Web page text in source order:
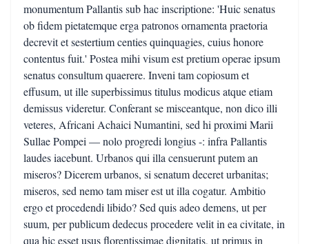
monumentum Pallantis sub hac inscriptione: 'Huic senatus
ob fidem pietatemque erga patronos ornamenta praetoria
decrevit et sestertium centies quinquagies, cuius honore
contentus fuit.' Postea mihi visum est pretium operae ipsum
senatus consultum quaerere. Inveni tam copiosum et
effusum, ut ille superbissimus titulus modicus atque etiam
demissus videretur. Conferant se misceantque, non dico illi
veteres, Africani Achaici Numantini, sed hi proximi Marii
Sullae Pompei — nolo progredi longius -: infra Pallantis
laudes iacebunt. Urbanos qui illa censuerunt putem an
miseros? Dicerem urbanos, si senatum deceret urbanitas;
miseros, sed nemo tam miser est ut illa cogatur. Ambitio
ergo et procedendi libido? Sed quis adeo demens, ut per
suum, per publicum dedecus procedere velit in ea civitate, in
qua hic esset usus florentissimae dignitatis, ut primus in